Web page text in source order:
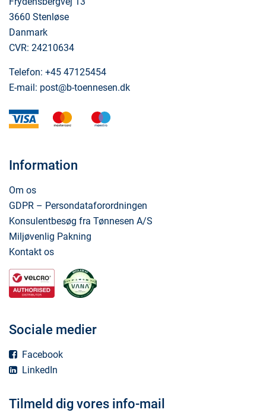
3660 Stenløse
Danmark
CVR: 24210634
Telefon: +45 47125454
E-mail: post@b-toennesen.dk
visa mastercard
Information
Om os
GDPR – Persondataforordningen
Konsulentbesøg fra Tønnesen A/S
Miljøvenlig Pakning
Kontakt os
Sociale medier
Facebook
LinkedIn
Tilmeld dig vores info-mail